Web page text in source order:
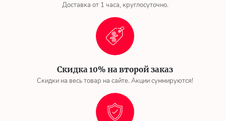
Доставка от 1 часа, круглосуточно.
Скидка 10% на второй заказ
Скидки на весь товар на сайте. Акции суммируются!